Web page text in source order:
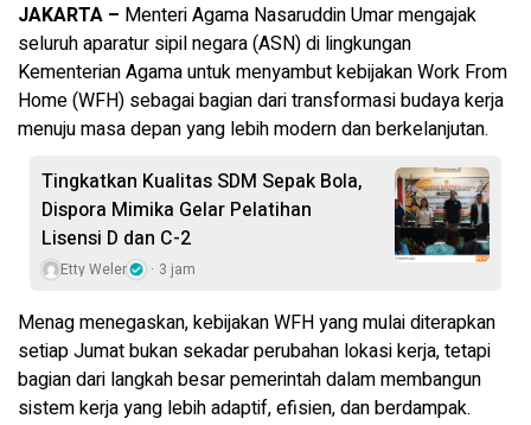
JAKARTA – Menteri Agama Nasaruddin Umar mengajak
seluruh aparatur sipil negara (ASN) di lingkungan
Kementerian Agama untuk menyambut kebijakan Work From
Home (WFH) sebagai bagian dari transformasi budaya kerja
menuju masa depan yang lebih modern dan berkelanjutan.
Tingkatkan Kualitas SDM Sepak Bola,
Dispora Mimika Gelar Pelatihan
Lisensi D dan C-2
Etty Weler 3 jam
Menag menegaskan, kebijakan WFH yang mulai diterapkan
setiap Jumat bukan sekadar perubahan lokasi kerja, tetapi
bagian dari langkah besar pemerintah dalam membangun
sistem kerja yang lebih adaptif, efisien, dan berdampak.